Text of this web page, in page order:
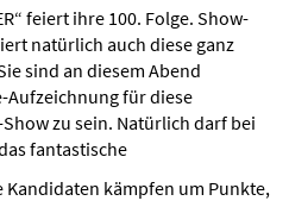
feiert ihre 100. Folge. Show-
natürlich auch diese ganz
sind an diesem Abend
Aufzeichnung für diese
zu sein. Natürlich darf bei
fantastische
Kandidaten kämpfen um Punkte,